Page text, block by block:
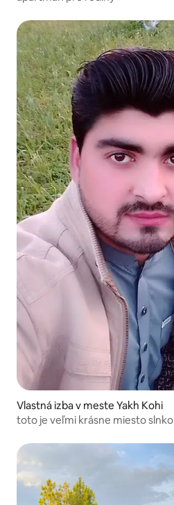
Vlastná izba v meste Yakh Kohi
toto je veľmi krásne miesto slnko